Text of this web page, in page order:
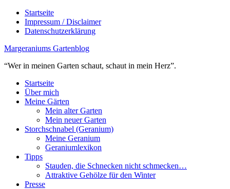
Startseite
Impressum / Disclaimer
Datenschutzerklärung
Margeraniums Gartenblog
“Wer in meinen Garten schaut, schaut in mein Herz”.
Startseite
Über mich
Meine Gärten
Mein alter Garten
Mein neuer Garten
Storchschnabel (Geranium)
Meine Geranium
Geraniumlexikon
Tipps
Stauden, die Schnecken nicht schmecken…
Attraktive Gehölze für den Winter
Presse